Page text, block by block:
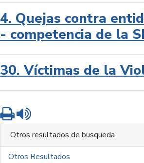
4. Quejas contra
- competencia de la
30. Víctimas de la
Imprimir
Otros resultados de busqueda
Otros Resultados